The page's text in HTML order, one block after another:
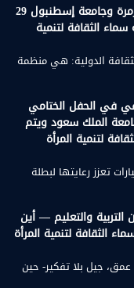
زيارة علمية إلى جامعة مرمرة وجامعة إسطنبول 29
الثقافة لتنمية
الدولية: هي منظمة
في الحفل الختامي
الملك سعود ويتم
لتنمية المرأة
تعزز رعايتها لبطلة
والتعليم — أين
الثقافة لتنمية المرأة
جيل بلا تفكير- حين